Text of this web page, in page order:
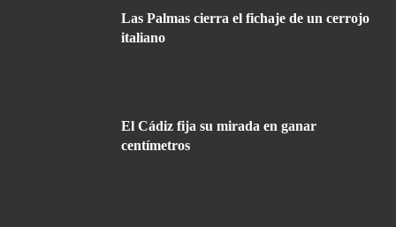
Las Palmas cierra el fichaje de un cerrojo
italiano
El Cádiz fija su mirada en ganar
centímetros